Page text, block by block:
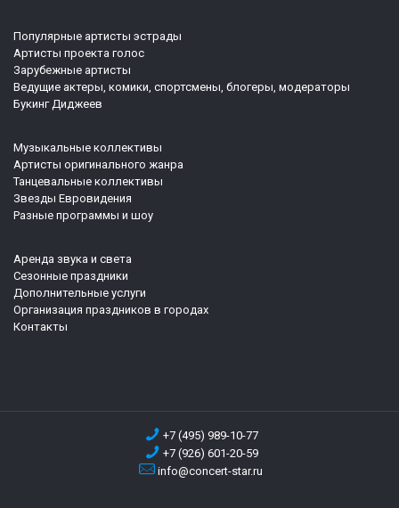
Популярные артисты эстрады
Артисты проекта голос
Зарубежные артисты
Ведущие актеры, комики, спортсмены, блогеры, модераторы
Букинг Диджеев
Музыкальные коллективы
Артисты оригинального жанра
Танцевальные коллективы
Звезды Евровидения
Разные программы и шоу
Аренда звука и света
Сезонные праздники
Дополнительные услуги
Организация праздников в городах
Контакты
+7 (495) 989-10-77
+7 (926) 601-20-59
info@concert-star.ru